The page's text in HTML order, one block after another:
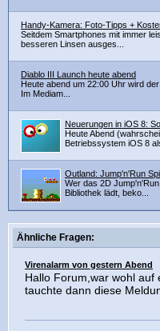
Handy-Kamera: Foto-Tipps +
Seitdem Smartphones mit immer
besseren Linsen ausges...
Diablo III Launch heute abend
Heute abend um 22:00 Uhr wird
Im Mediam...
Neuerungen in iOS 8:
Heute Abend
Betriebssystem iOS 8
Outland: Jump'n'Run
Wer das 2D
Bibliothek lädt, beko...
Ähnliche Fragen:
Virenalarm von gestern Abend
Hallo Forum,war wohl auf
tauchte dann diese